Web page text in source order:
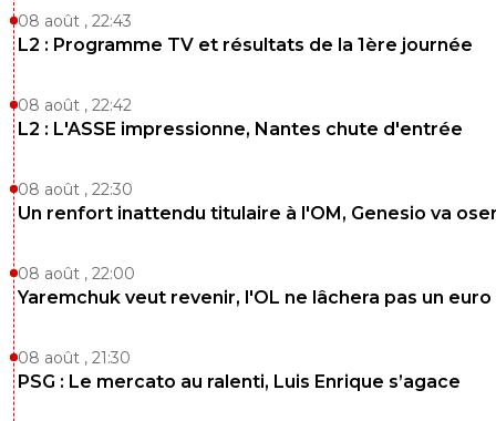
08 août , 22:43
L2 : Programme TV et résultats de la 1ère journée
08 août , 22:42
L2 : L'ASSE impressionne, Nantes chute d'entrée
08 août , 22:30
Un renfort inattendu titulaire à l'OM, Genesio va
08 août , 22:00
Yaremchuk veut revenir, l'OL ne lâchera pas un euro
08 août , 21:30
PSG : Le mercato au ralenti, Luis Enrique s’agace